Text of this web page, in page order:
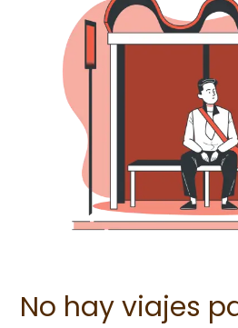
No hay viajes